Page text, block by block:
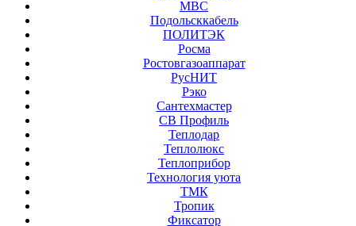
МВС
Подольсккабель
ПОЛИТЭК
Росма
Ростовгазоаппарат
РусНИТ
Рэко
Сантехмастер
СВ Профиль
Теплодар
Теплолюкс
Теплоприбор
Технология уюта
ТМК
Тропик
Фиксатор